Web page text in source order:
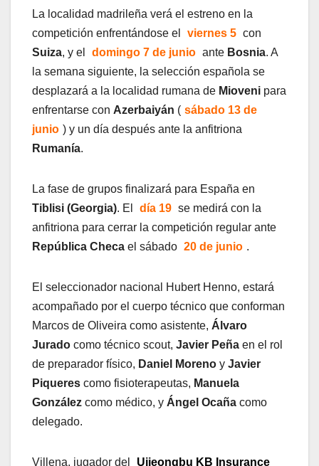
La localidad madrileña verá el estreno en la
competición enfrentándose el
viernes 5 con
Suiza, y el domingo 7 de junio ante Bosnia. A
la semana siguiente, la selección española se
desplazará a la localidad rumana de Mioveni para
enfrentarse con Azerbaiyán ( sábado 13 de
junio ) y un día después ante la anfitriona
Rumanía.
La fase de grupos finalizará para España en
Tiblisi (Georgia). El día 19 se medirá con la
anfitriona para cerrar la competición regular ante
República Checa el sábado 20 de junio .
El seleccionador nacional Hubert Henno, estará
acompañado por el cuerpo técnico que conforman
Marcos de Oliveira como asistente, Álvaro
Jurado como técnico scout, Javier Peña en el rol
de preparador físico, Daniel Moreno y Javier
Piqueres como fisioterapeutas, Manuela
González como médico, y Ángel Ocaña como
delegado.
Villena, jugador del Uijeongbu KB Insurance